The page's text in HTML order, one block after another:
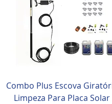
Combo Plus Escova
Limpeza Para Placa Solar